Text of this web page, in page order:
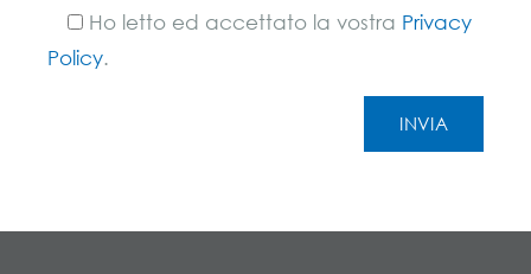
Ho letto ed accettato la vostra Privacy
Policy.